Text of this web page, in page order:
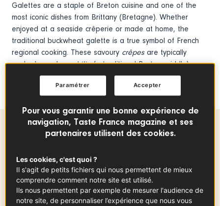
Galettes are a staple of Breton cuisine and one of the
most iconic dishes from Brittany (Bretagne). Whether
enjoyed at a seaside crêperie or made at home, the
traditional buckwheat galette is a true symbol of French
regional cooking. These savoury crêpesare typically
cooked on a largebilig(a traditional Breton griddle),
giving them their signature crisp texture – but don’t worry,
a regular frying pan will do the job beautifully too!
Temps de préparation
10 min
Ingrédientspour - +
Pour vous garantir une bonne expérience de
navigation, Taste France magazine et ses
partenaires utilisent des cookies.
Les cookies, c'est quoi ?
Il s'agit de petits fichiers qui nous permettent de mieux
comprendre comment notre site est utilisé.
Ils nous permettent par exemple de mesurer l'audience de
notre site, de personnaliser l’expérience que nous vous
Accepter
Paramétrer